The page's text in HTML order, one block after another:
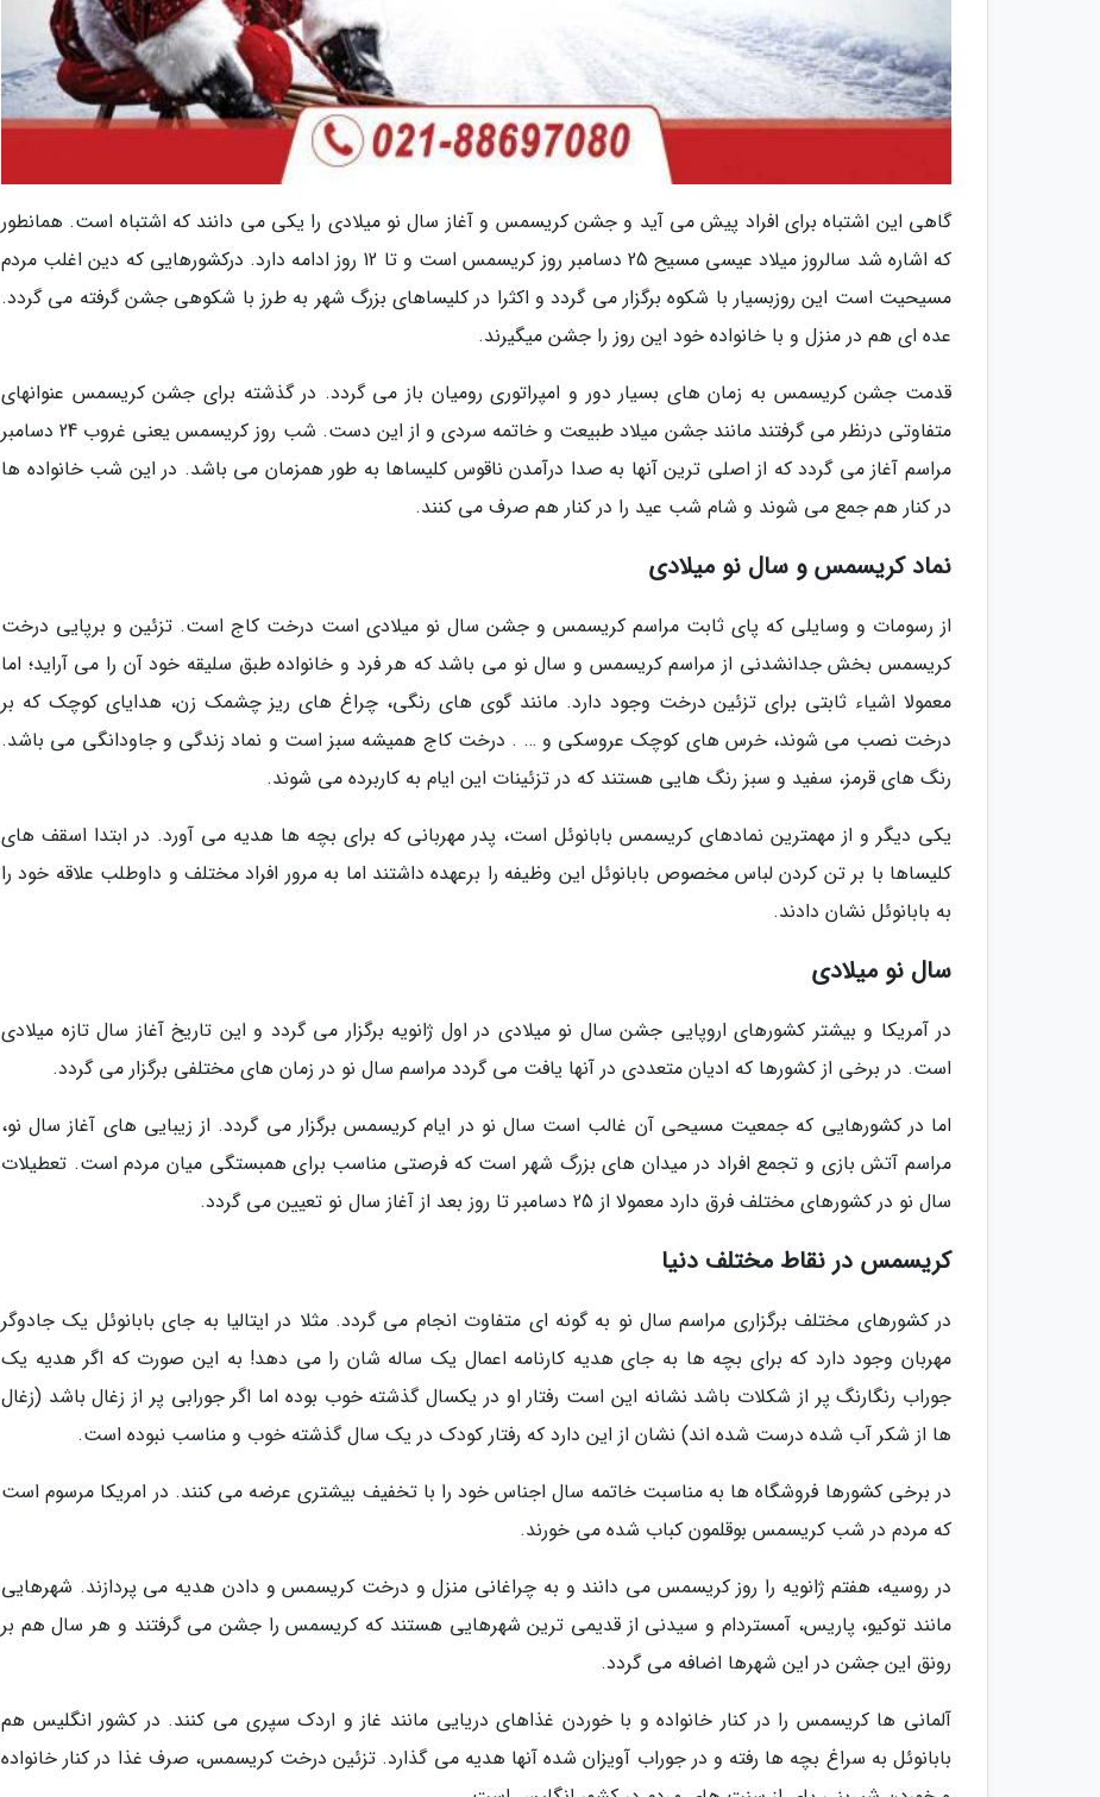
گاهی این اشتباه برای افراد پیش می آید و جشن کریسمس و آغاز سال نو میلادی را یکی می دانند که اشتباه است. همانطور
که اشاره شد سالروز میلاد عیسی مسیح 25 دسامبر روز کریسمس است و تا 12 روز ادامه دارد. درکشورهایی که دین اغلب مردم
مسیحیت است این روزبسیار با شکوه برگزار می گردد و اکثرا در کلیساهای بزرگ شهر به طرز با شکوهی جشن گرفته می گردد.
عده ای هم در منزل و با خانواده خود این روز را جشن میگیرند.
قدمت جشن کریسمس به زمان های بسیار دور و امپراتوری رومیان باز می گردد. در گذشته برای جشن کریسمس عنوان­های
متفاوتی درنظر می گرفتند مانند جشن میلاد طبیعت و خاتمه سردی و از این دست. شب روز کریسمس یعنی غروب 24 دسامبر
مراسم آغاز می گردد که از اصلی ترین آنها به صدا درآمدن ناقوس کلیساها به طور همزمان می باشد. در این شب خانواده ها
در کنار هم جمع می شوند و شام شب عید را در کنار هم صرف می کنند.
نماد کریسمس و سال نو میلادی
از رسومات و وسایلی که پای ثابت مراسم کریسمس و جشن سال نو میلادی است درخت کاج است. تزئین و برپایی درخت
کریسمس بخش جدانشدنی از مراسم کریسمس و سال نو می باشد که هر فرد و خانواده طبق سلیقه خود آن را می آراید؛ اما
معمولا اشیاء ثابتی برای تزئین درخت وجود دارد. مانند گوی های رنگی، چراغ های ریز چشمک زن، هدایای کوچک که بر
درخت نصب می شوند، خرس های کوچک عروسکی و … . درخت کاج همیشه سبز است و نماد زندگی و جاودانگی می باشد.
رنگ های قرمز، سفید و سبز رنگ هایی هستند که در تزئینات این ایام به کاربرده می شوند.
یکی دیگر و از مهمترین نمادهای کریسمس بابانوئل است، پدر مهربانی که برای بچه ها هدیه می آورد. در ابتدا اسقف های
کلیساها با بر تن کردن لباس مخصوص بابانوئل این وظیفه را برعهده داشتند اما به مرور افراد مختلف و داوطلب علاقه خود را
به بابانوئل نشان دادند.
سال نو میلادی
در آمریکا و بیشتر کشورهای اروپایی جشن سال نو میلادی در اول ژانویه برگزار می گردد و این تاریخ آغاز سال تازه میلادی
است. در برخی از کشورها که ادیان متعددی در آنها یافت می گردد مراسم سال نو در زمان های مختلفی برگزار می گردد.
اما در کشورهایی که جمعیت مسیحی آن غالب است سال نو در ایام کریسمس برگزار می گردد. از زیبایی های آغاز سال نو،
مراسم آتش بازی و تجمع افراد در میدان های بزرگ شهر است که فرصتی مناسب برای همبستگی میان مردم است. تعطیلات
سال نو در کشورهای مختلف فرق دارد معمولا از 25 دسامبر تا روز بعد از آغاز سال نو تعیین می گردد.
کریسمس در نقاط مختلف دنیا
در کشورهای مختلف برگزاری مراسم سال نو به گونه ای متفاوت انجام می گردد. مثلا در ایتالیا به جای بابانوئل یک جادوگر
مهربان وجود دارد که برای بچه ها به جای هدیه کارنامه اعمال یک ساله شان را می دهد! به این صورت که اگر هدیه یک
جوراب رنگارنگ پر از شکلات باشد نشانه این است رفتار او در یکسال گذشته خوب بوده اما اگر جورابی پر از زغال باشد (زغال
ها از شکر آب شده درست شده اند) نشان از این دارد که رفتار کودک در یک سال گذشته خوب و مناسب نبوده است.
در برخی کشورها فروشگاه ها به مناسبت خاتمه سال اجناس خود را با تخفیف بیشتری عرضه می کنند. در امریکا مرسوم است
که مردم در شب کریسمس بوقلمون کباب شده می خورند.
در روسیه، هفتم ژانویه را روز کریسمس می دانند و به چراغانی منزل و درخت کریسمس و دادن هدیه می پردازند. شهرهایی
مانند توکیو، پاریس، آمستردام و سیدنی از قدیمی ترین شهرهایی هستند که کریسمس را جشن می گرفتند و هر سال هم بر
رونق این جشن در این شهرها اضافه می گردد.
آلمانی ها کریسمس را در کنار خانواده و با خوردن غذاهای دریایی مانند غاز و اردک سپری می کنند. در کشور انگلیس هم
بابانوئل به سراغ بچه ها رفته و در جوراب آویزان شده آنها هدیه می گذارد. تزئین درخت کریسمس، صرف غذا در کنار خانواده